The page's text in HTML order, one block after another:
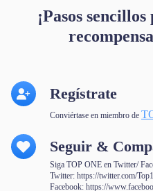
¡Pasos
Regístrate
Conviértase en miembro de
Seguir &
Siga TOP ONE en Twitter/
Twitter: https://twitter.com/
Facebook: https://